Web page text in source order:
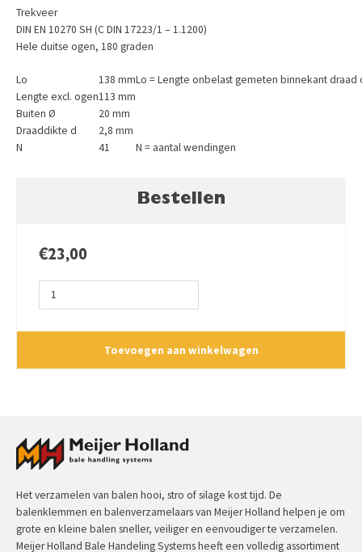
Trekveer
DIN EN 10270 SH (C DIN 17223/1 – 1.1200)
Hele duitse ogen, 180 graden
Lo 138 mmLo = Lengte onbelast gemeten binnekant draad
Lengte excl. ogen113 mm
Buiten Ø
20 mm
Draaddikte d
2,8 mm
N
41 N = aantal wendingen
Bestellen
€23,00
Veer
Toevoegen aan winkelwagen
Het verzamelen van balen hooi, stro of silage kost tijd. De
balenklemmen en balenverzamelaars van Meijer Holland helpen je om
grote en kleine balen sneller, veiliger en eenvoudiger te verzamelen.
Meijer Holland Bale Handeling Systems heeft een volledig assortiment